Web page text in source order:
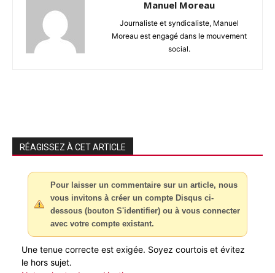
Manuel Moreau
Journaliste et syndicaliste, Manuel
Moreau est engagé dans le mouvement
social.
RÉAGISSEZ À CET ARTICLE
Pour laisser un commentaire sur un article, nous
vous invitons à créer un compte Disqus ci-
dessous (bouton S'identifier) ou à vous connecter
avec votre compte existant.
Une tenue correcte est exigée. Soyez courtois et évitez
le hors sujet.